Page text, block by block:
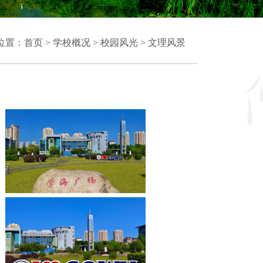
置： 首页 > 学校概况 > 校园风光 > 文理风景